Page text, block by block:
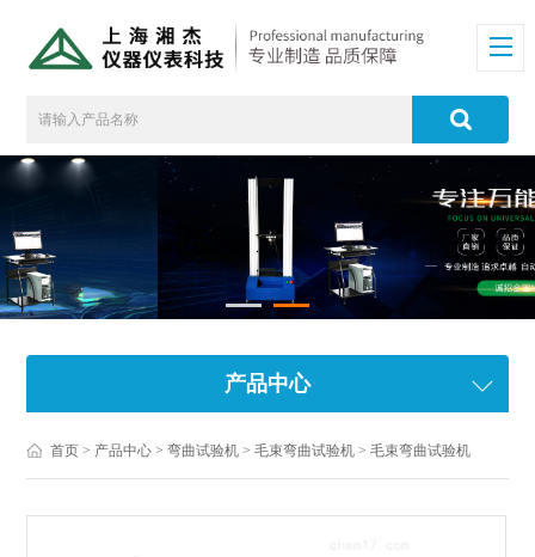
产品中心
首页 > 产品中心 >弯曲试验机 >毛束弯曲试验机 > 毛束弯曲试验机